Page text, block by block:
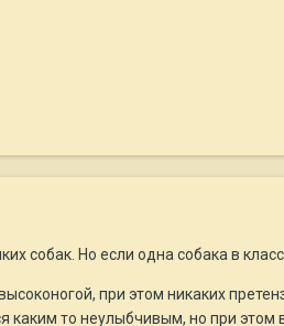
собак. Но если одна собака в
при этом никаких
каким то неулыбчивым, но при